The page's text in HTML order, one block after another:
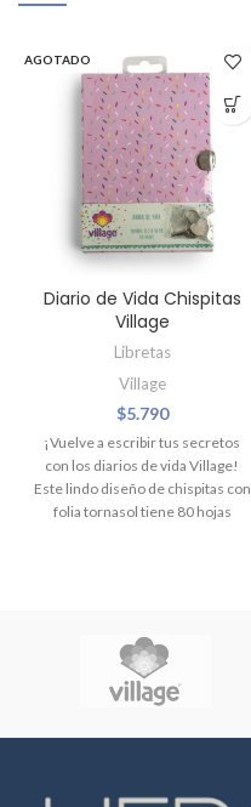
AGOTADO
Diario de Vida Chispitas
Village
Libretas
Village
$5.790
¡Vuelve a escribir tus secretos
con los diarios de vida Village!
Este lindo diseño de chispitas con
folia tornasol tiene 80 hojas